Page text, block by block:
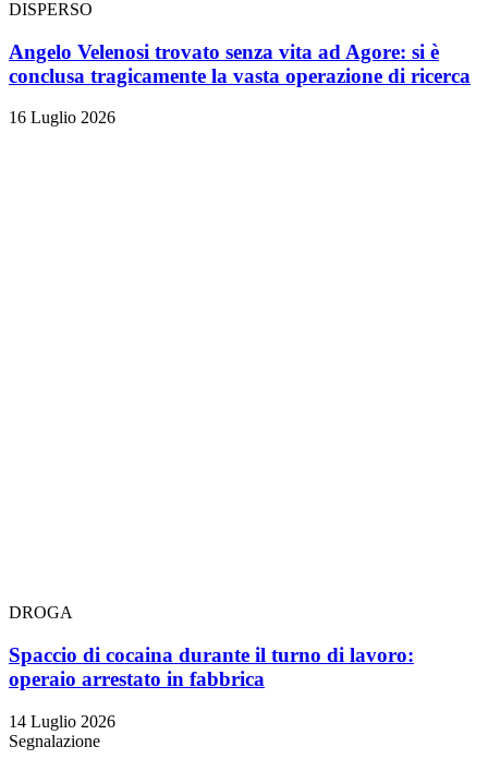
DISPERSO
Angelo Velenosi trovato senza vita ad Agore: si è
conclusa tragicamente la vasta operazione di ricerca
16 Luglio 2026
DROGA
Spaccio di cocaina durante il turno di lavoro:
operaio arrestato in fabbrica
14 Luglio 2026
Segnalazione